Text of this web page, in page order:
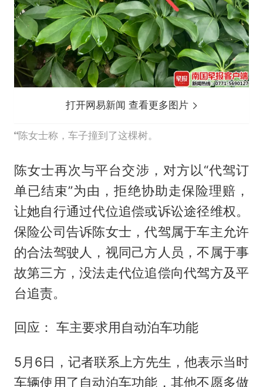
打开网易新闻 查看更多图片
陈女士称，车子撞到了这棵树。
陈女士再次与平台交涉，对方以“代驾订
单已结束”为由，拒绝协助走保险理赔，
让她自行通过代位追偿或诉讼途径维权。
保险公司告诉陈女士，代驾属于车主允许
的合法驾驶人，视同己方人员，不属于事
故第三方，没法走代位追偿向代驾方及平
台追责。
回应： 车主要求用自动泊车功能
5月6日，记者联系上方先生，他表示当时
车辆使用了自动泊车功能，其他不愿多做